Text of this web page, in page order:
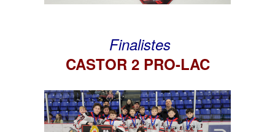
Finalistes
CASTOR 2 PRO-LAC